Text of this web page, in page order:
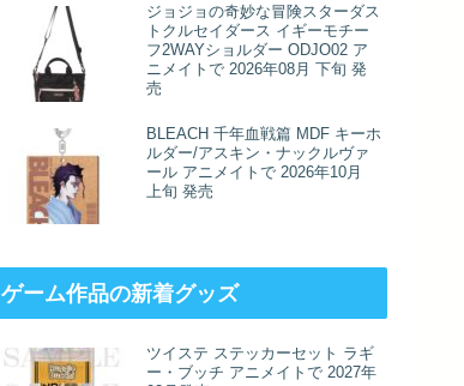
ジョジョの奇妙な冒険スターダス
トクルセイダース イギーモチー
フ2WAYショルダー ODJO02 ア
ニメイトで 2026年08月 下旬 発
売
BLEACH 千年血戦篇 MDF キーホ
ルダー/アスキン・ナックルヴァ
ール アニメイトで 2026年10月
上旬 発売
ゲーム作品の新着グッズ
ツイステ ステッカーセット ラギ
ー・ブッチ アニメイトで 2027年